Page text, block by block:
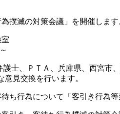
撲滅の対策会議」を開催します
士、ＰＴＡ、兵庫県、西宮市
見交換を行います。
ち行為について「客引き行為